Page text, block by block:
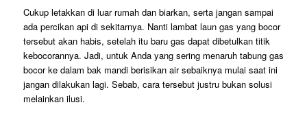
Cukup letakkan di luar rumah dan biarkan, serta jangan sampai
ada percikan api di sekitarnya. Nanti lambat laun gas yang bocor
tersebut akan habis, setelah itu baru gas dapat dibetulkan titik
kebocorannya. Jadi, untuk Anda yang sering menaruh tabung gas
bocor ke dalam bak mandi berisikan air sebaiknya mulai saat ini
jangan dilakukan lagi. Sebab, cara tersebut justru bukan solusi
melainkan ilusi.